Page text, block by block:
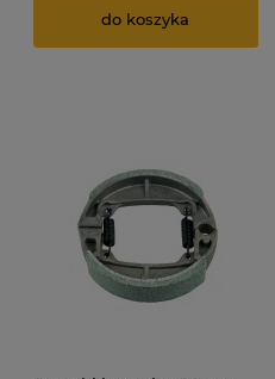
do koszyka